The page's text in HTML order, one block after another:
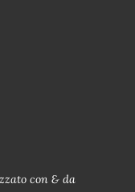
con & da